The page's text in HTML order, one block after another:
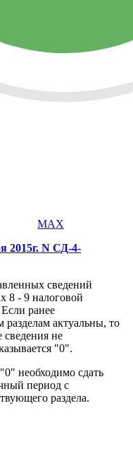
MAX
2015г. N СД-4-
сведений
8 - 9 налоговой
ранее
актуальны, то
сведения не
"0".
необходимо сдать
период с
раздела.